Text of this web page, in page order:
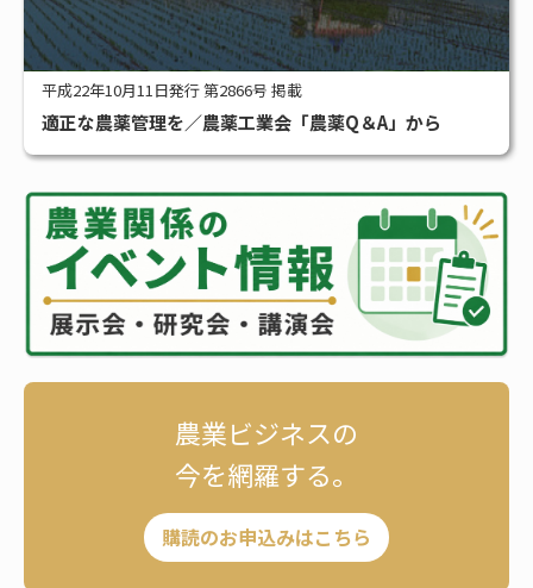
平成22年10月11日発行 第2866号 掲載
適正な農薬管理を／農薬工業会「農薬Q＆A」から
農業ビジネスの
今を網羅する。
購読のお申込みはこちら